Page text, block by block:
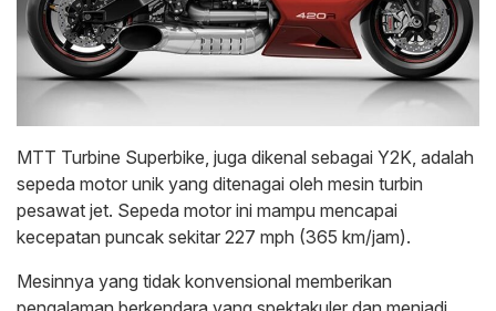
MTT Turbine Superbike, juga dikenal sebagai Y2K, adalah
sepeda motor unik yang ditenagai oleh mesin turbin
pesawat jet. Sepeda motor ini mampu mencapai
kecepatan puncak sekitar 227 mph (365 km/jam).
Mesinnya yang tidak konvensional memberikan